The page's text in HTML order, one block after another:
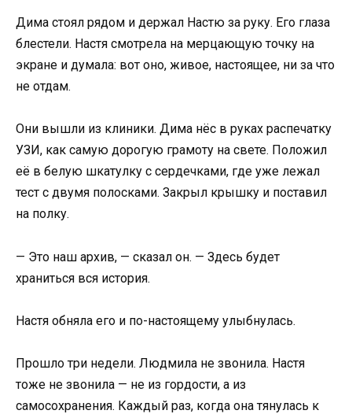
Дима стоял рядом и держал Настю за руку. Его глаза
блестели. Настя смотрела на мерцающую точку на
экране и думала: вот оно, живое, настоящее, ни за что
не отдам.
Они вышли из клиники. Дима нёс в руках распечатку
УЗИ, как самую дорогую грамоту на свете. Положил
её в белую шкатулку с сердечками, где уже лежал
тест с двумя полосками. Закрыл крышку и поставил
на полку.
— Это наш архив, — сказал он. — Здесь будет
храниться вся история.
Настя обняла его и по-настоящему улыбнулась.
Прошло три недели. Людмила не звонила. Настя
тоже не звонила — не из гордости, а из
самосохранения. Каждый раз, когда она тянулась к